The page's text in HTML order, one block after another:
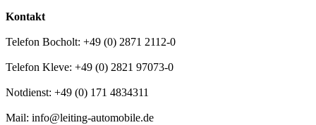
Kontakt
Telefon Bocholt: +49 (0) 2871 2112-0
Telefon Kleve: +49 (0) 2821 97073-0
Notdienst: +49 (0) 171 4834311
Mail: info@leiting-automobile.de